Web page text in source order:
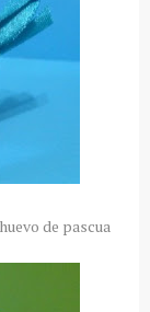
de pascua